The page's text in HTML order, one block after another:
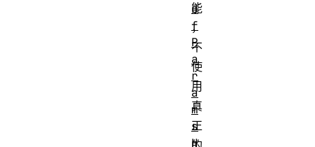
能
，
不
使
用
真
正
d
f
P
a
r
a
m
s
H